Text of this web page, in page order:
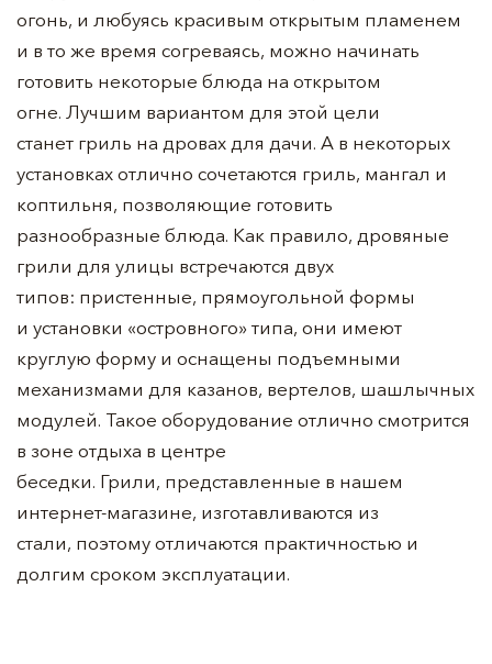
огонь, и любуясь красивым открытым пламенем
и в то же время согреваясь, можно начинать
готовить некоторые блюда на открытом
огне. Лучшим вариантом для этой цели
станет гриль на дровах для дачи. А в некоторых
установках отлично сочетаются гриль, мангал и
коптильня, позволяющие готовить
разнообразные блюда. Как правило, дровяные
грили для улицы встречаются двух
типов: пристенные, прямоугольной формы
и установки «островного» типа, они имеют
круглую форму и оснащены подъемными
механизмами для казанов, вертелов, шашлычных
модулей. Такое оборудование отлично смотрится
в зоне отдыха в центре
беседки. Грили, представленные в нашем
интернет-магазине, изготавливаются из
стали, поэтому отличаются практичностью и
долгим сроком эксплуатации.